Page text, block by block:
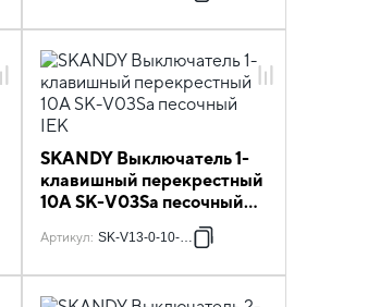
SKANDY Выключатель 1-
клавишный перекрестный
10А SK-V03Sa песочный
Артикул: SK-V13-0-10-K98